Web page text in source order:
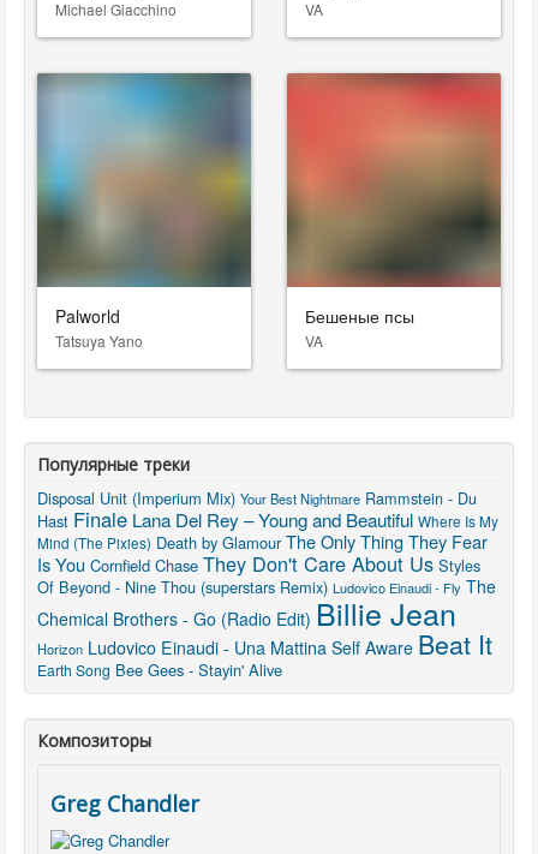
Michael Giacchino VA
Palworld
Tatsuya Yano
Бешеные псы
VA
Популярные треки
Disposal Unit (Imperium Mix) Your Best Nightmare Rammstein - Du
Hast Finale Lana Del Rey – Young and Beautiful Where Is My
Mind (The Pixies) Death by Glamour The Only Thing They Fear
Is You Cornfield Chase They Don't Care About Us Styles
Of Beyond - Nine Thou (superstars Remix) Ludovico Einaudi - Fly The
Chemical Brothers - Go (Radio Edit) Billie Jean
Horizon Ludovico Einaudi - Una Mattina Self Aware Beat It
Earth Song Bee Gees - Stayin' Alive
Композиторы
Greg Chandler